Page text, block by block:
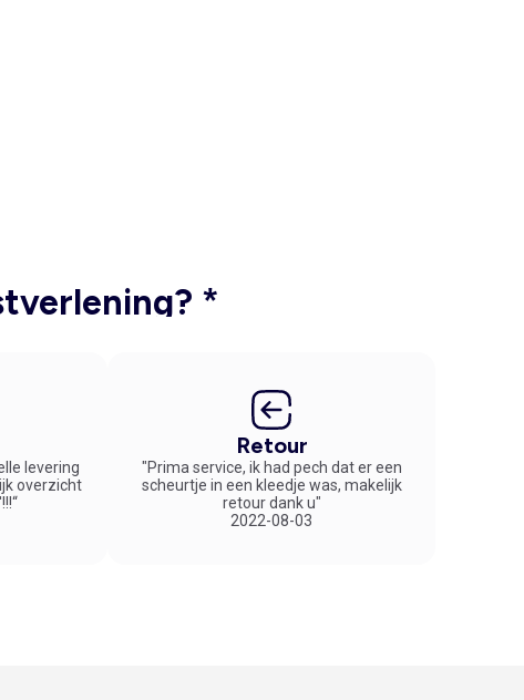
*
levering
overzicht
Retour
"Prima service, ik had pech dat er een
scheurtje in een kleedje was, makelijk
retour dank u"
2022-08-03